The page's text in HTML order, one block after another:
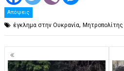
Απόψεις
έγκλημα στην Ουκρανία,
Πλοήγηση
άρθρων